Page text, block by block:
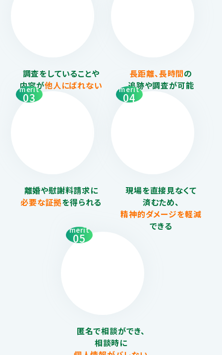
調査をしていることや
内容が他人にばれない
長距離、長時間の
追跡や調査が可能
merit
03
離婚や慰謝料請求に
必要な証拠を得られる
merit
04
現場を直接見なくて
済むため、
精神的ダメージを軽減
できる
merit
05
匿名で相談ができ、
相談時に